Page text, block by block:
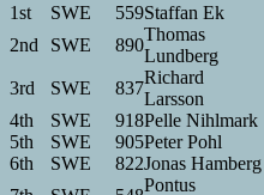
1st
SWE 559Staffan Ek
2nd
SWE 890
Thomas
Lundberg
3rd SWE 837
Richard
Larsson
4th
SWE 918Pelle Nihlmark
5th
SWE 905Peter Pohl
6th
SWE 822Jonas Hamberg
Pontus